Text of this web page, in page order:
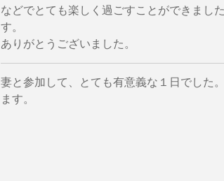
などでとても楽しく過ごすことができまし
す。
ありがとうございました。
妻と参加して、とても有意義な１日でした
ます。